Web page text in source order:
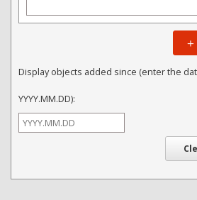
Display objects added since (enter the
YYYY.MM.DD):